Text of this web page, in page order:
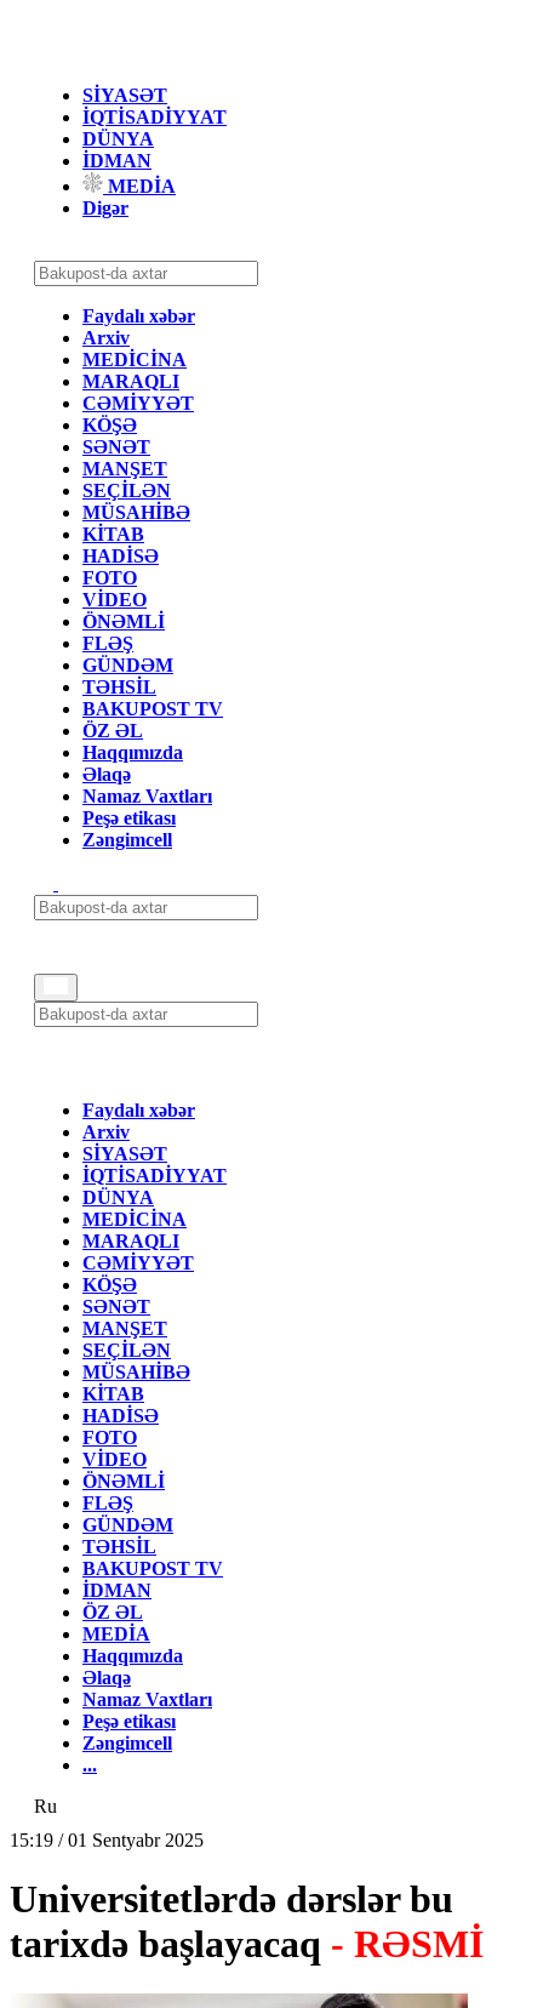
SİYASƏT
İQTİSADİYYAT
DÜNYA
İDMAN
MEDİA
Digər
Faydalı xəbər
Arxiv
MEDİCİNA
MARAQLI
CƏMİYYƏT
KÖŞƏ
SƏNƏT
MANŞET
SEÇİLƏN
MÜSAHİBƏ
KİTAB
HADİSƏ
FOTO
VİDEO
ÖNƏMLİ
FLƏŞ
GÜNDƏM
TƏHSİL
BAKUPOST TV
ÖZ ƏL
Haqqımızda
Əlaqə
Namaz Vaxtları
Peşə etikası
Zəngimcell
Faydalı xəbər
Arxiv
SİYASƏT
İQTİSADİYYAT
DÜNYA
MEDİCİNA
MARAQLI
CƏMİYYƏT
KÖŞƏ
SƏNƏT
MANŞET
SEÇİLƏN
MÜSAHİBƏ
KİTAB
HADİSƏ
FOTO
VİDEO
ÖNƏMLİ
FLƏŞ
GÜNDƏM
TƏHSİL
BAKUPOST TV
İDMAN
ÖZ ƏL
MEDİA
Haqqımızda
Əlaqə
Namaz Vaxtları
Peşə etikası
Zəngimcell
...
Ru
15:19 / 01 Sentyabr 2025
Universitetlərdə dərslər bu
tarixdə başlayacaq - RƏSMİ